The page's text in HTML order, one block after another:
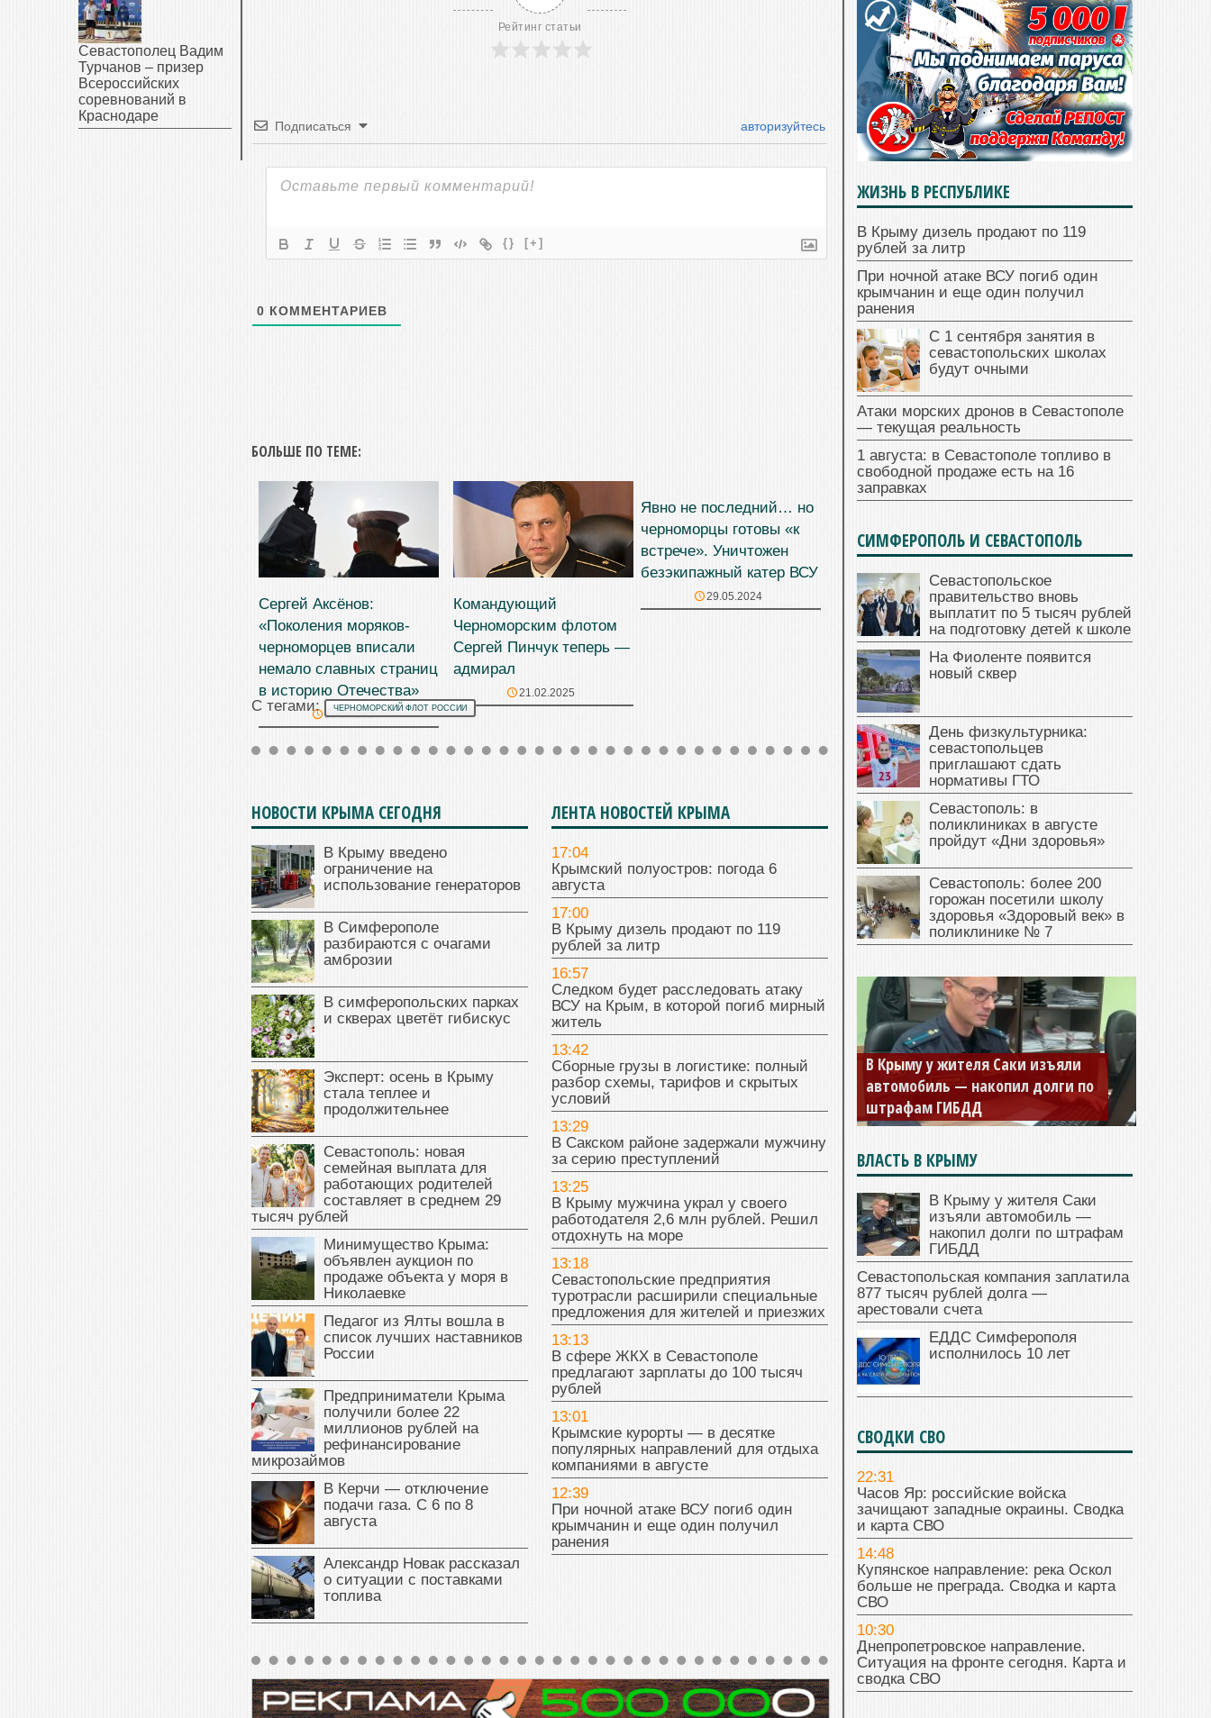
Рейтинг статьи
Подписаться авторизуйтесь
{} [+]
0 КОММЕНТАРИЕВ
БОЛЬШЕ ПО ТЕМЕ:
Сергей Аксёнов:
«Поколения моряков-
черноморцев вписали
немало славных страниц
в историю Отечества»
13.05.2026
Командующий
Черноморским флотом
Сергей Пинчук теперь —
адмирал
21.02.2025
Явно не последний… но
черноморцы готовы «к
встрече». Уничтожен
безэкипажный катер ВСУ
29.05.2024
С тегами: ЧЕРНОМОРСКИЙ ФЛОТ РОССИИ
НОВОСТИ КРЫМА СЕГОДНЯ
В Крыму введено
ограничение на
использование генераторов
В Симферополе
разбираются с очагами
амброзии
В симферопольских парках
и скверах цветёт гибискус
Эксперт: осень в Крыму
стала теплее и
продолжительнее
Севастополь: новая
семейная выплата для
работающих родителей
составляет в среднем 29
тысяч рублей
Минимущество Крыма:
объявлен аукцион по
продаже объекта у моря в
Николаевке
Педагог из Ялты вошла в
список лучших наставников
России
Предприниматели Крыма
получили более 22
миллионов рублей на
рефинансирование
микрозаймов
В Керчи — отключение
подачи газа. С 6 по 8
августа
Александр Новак рассказал
о ситуации с поставками
топлива
ЛЕНТА НОВОСТЕЙ КРЫМА
17:04
Крымский полуостров: погода 6
августа
17:00
В Крыму дизель продают по 119
рублей за литр
16:57
Следком будет расследовать атаку
ВСУ на Крым, в которой погиб мирный
житель
13:42
Сборные грузы в логистике: полный
разбор схемы, тарифов и скрытых
условий
13:29
В Сакском районе задержали мужчину
за серию преступлений
13:25
В Крыму мужчина украл у своего
работодателя 2,6 млн рублей. Решил
отдохнуть на море
13:18
Севастопольские предприятия
туротрасли расширили специальные
предложения для жителей и приезжих
13:13
В сфере ЖКХ в Севастополе
предлагают зарплаты до 100 тысяч
рублей
13:01
Крымские курорты — в десятке
популярных направлений для отдыха
компаниями в августе
12:39
При ночной атаке ВСУ погиб один
крымчанин и еще один получил
ранения
Севастополец Вадим
Турчанов – призер
Всероссийских
соревнований в
Краснодаре
ЖИЗНЬ В РЕСПУБЛИКЕ
В Крыму дизель продают по 119
рублей за литр
При ночной атаке ВСУ погиб один
крымчанин и еще один получил
ранения
С 1 сентября занятия в
севастопольских школах
будут очными
Атаки морских дронов в Севастополе
— текущая реальность
1 августа: в Севастополе топливо в
свободной продаже есть на 16
заправках
СИМФЕРОПОЛЬ И СЕВАСТОПОЛЬ
Севастопольское
правительство вновь
выплатит по 5 тысяч рублей
на подготовку детей к школе
На Фиоленте появится
новый сквер
День физкультурника:
севастопольцев
приглашают сдать
нормативы ГТО
Севастополь: в
поликлиниках в августе
пройдут «Дни здоровья»
Севастополь: более 200
горожан посетили школу
здоровья «Здоровый век» в
поликлинике № 7
В Крыму у жителя Саки изъяли
автомобиль — накопил долги по
штрафам ГИБДД
ВЛАСТЬ В КРЫМУ
В Крыму у жителя Саки
изъяли автомобиль —
накопил долги по штрафам
ГИБДД
Севастопольская компания заплатила
877 тысяч рублей долга —
арестовали счета
ЕДДС Симферополя
исполнилось 10 лет
СВОДКИ СВО
22:31
Часов Яр: российские войска
зачищают западные окраины. Сводка
и карта СВО
14:48
Купянское направление: река Оскол
больше не преграда. Сводка и карта
СВО
10:30
Днепропетровское направление.
Ситуация на фронте сегодня. Карта и
сводка СВО